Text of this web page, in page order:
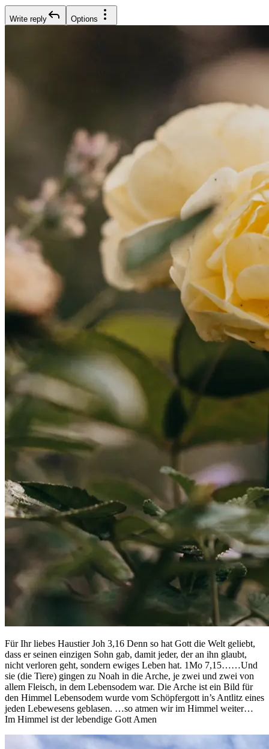
Write reply Options
Für Ihr liebes Haustier Joh 3,16 Denn so hat Gott die Welt geliebt,
dass er seinen einzigen Sohn gab, damit jeder, der an ihn glaubt,
nicht verloren geht, sondern ewiges Leben hat. 1Mo 7,15……Und
sie (die Tiere) gingen zu Noah in die Arche, je zwei und zwei von
allem Fleisch, in dem Lebensodem war. Die Arche ist ein Bild für
den Himmel Lebensodem wurde vom Schöpfergott in’s Antlitz eines
jeden Lebewesens geblasen. …so atmen wir im Himmel weiter…
Im Himmel ist der lebendige Gott Amen